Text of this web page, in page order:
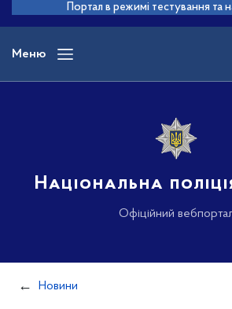
основного
вмісту
Портал в режимі тестування та
Меню
Національна
Офіційний
Новини